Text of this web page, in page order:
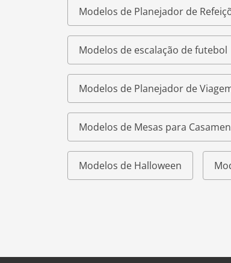
Modelos de Planejador de
Modelos de escalação de futebol
Modelos de Planejador de
Modelos de Mesas para
Modelos de Halloween